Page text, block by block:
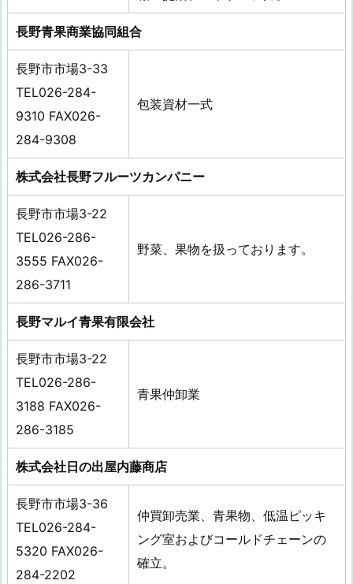
長野青果商業協同組合
長野市市場3-33
TEL026-284-
9310 FAX026-
284-9308
包装資材一式
株式会社長野フルーツカンパニー
長野市市場3-22
TEL026-286-
3555 FAX026-
286-3711
野菜、果物を扱っております。
長野マルイ青果有限会社
長野市市場3-22
TEL026-286-
3188 FAX026-
286-3185
青果仲卸業
株式会社日の出屋内藤商店
長野市市場3-36
TEL026-284-
5320 FAX026-
284-2202
仲買卸売業、青果物、低温ピッキ
ング室およびコールドチェーンの
確立。